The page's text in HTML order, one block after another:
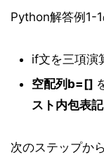
Python解答例1-
if文を三項演
空配列b=[]
スト内包表記
次のステップか